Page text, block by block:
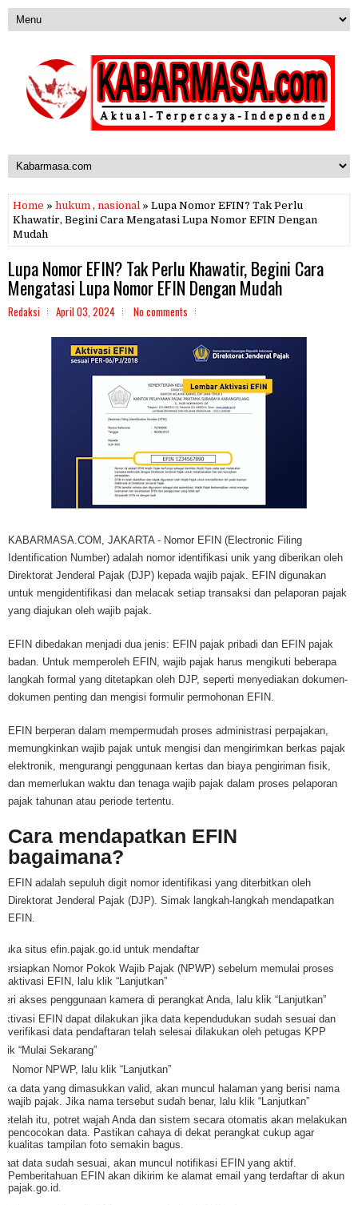
Home » hukum , nasional » Lupa Nomor EFIN? Tak Perlu
Khawatir, Begini Cara Mengatasi Lupa Nomor EFIN Dengan
Mudah
Lupa Nomor EFIN? Tak Perlu Khawatir, Begini Cara
Mengatasi Lupa Nomor EFIN Dengan Mudah
Redaksi April 03, 2024 No comments
KABARMASA.COM, JAKARTA - Nomor EFIN (Electronic Filing
Identification Number) adalah nomor identifikasi unik yang diberikan oleh
Direktorat Jenderal Pajak (DJP) kepada wajib pajak. EFIN digunakan
untuk mengidentifikasi dan melacak setiap transaksi dan pelaporan pajak
yang diajukan oleh wajib pajak.
EFIN dibedakan menjadi dua jenis: EFIN pajak pribadi dan EFIN pajak
badan. Untuk memperoleh EFIN, wajib pajak harus mengikuti beberapa
langkah formal yang ditetapkan oleh DJP, seperti menyediakan dokumen-
dokumen penting dan mengisi formulir permohonan EFIN.
EFIN berperan dalam mempermudah proses administrasi perpajakan,
memungkinkan wajib pajak untuk mengisi dan mengirimkan berkas pajak
elektronik, mengurangi penggunaan kertas dan biaya pengiriman fisik,
dan memerlukan waktu dan tenaga wajib pajak dalam proses pelaporan
pajak tahunan atau periode tertentu.
Cara mendapatkan EFIN
bagaimana?
EFIN adalah sepuluh digit nomor identifikasi yang diterbitkan oleh
Direktorat Jenderal Pajak (DJP). Simak langkah-langkah mendapatkan
EFIN.
situs efin.pajak.go.id untuk mendaftar
Nomor Pokok Wajib Pajak (NPWP) sebelum memulai proses
aktivasi EFIN, lalu klik “Lanjutkan”
akses penggunaan kamera di perangkat Anda, lalu klik “Lanjutkan”
EFIN dapat dilakukan jika data kependudukan sudah sesuai dan
verifikasi data pendaftaran telah selesai dilakukan oleh petugas KPP
“Mulai Sekarang”
Nomor NPWP, lalu klik “Lanjutkan”
data yang dimasukkan valid, akan muncul halaman yang berisi nama
wajib pajak. Jika nama tersebut sudah benar, lalu klik “Lanjutkan”
itu, potret wajah Anda dan sistem secara otomatis akan melakukan
pencocokan data. Pastikan cahaya di dekat perangkat cukup agar
kualitas tampilan foto semakin bagus.
data sudah sesuai, akan muncul notifikasi EFIN yang aktif.
Pemberitahuan EFIN akan dikirim ke alamat email yang terdaftar di akun
pajak.go.id.